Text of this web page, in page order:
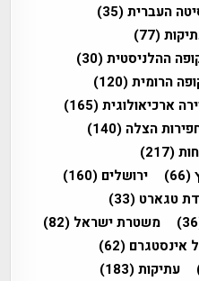
העברית(35)
(77)
ההלניסטית(30)
הרומית(120)
ארכיאולוגית(165)
הצלה (140)
(217)
(66) ירושלים (160)
טגארט (33)
משטרת ישראל (82)
אינסטגרם (62)
עתיקות(183)